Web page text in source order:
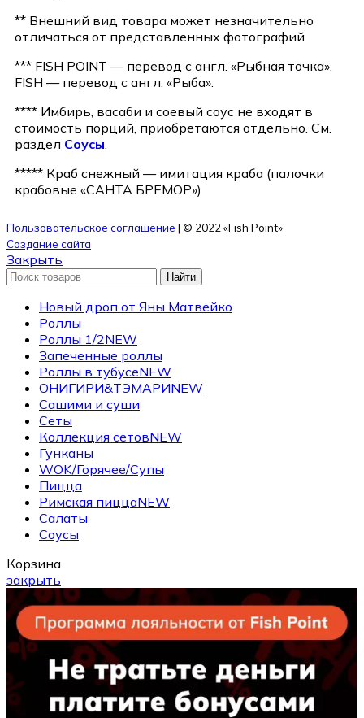
** Внешний вид товара может незначительно
отличаться от представленных фотографий
*** FISH POINT — перевод с англ. «Рыбная точка»,
FISH — перевод с англ. «Рыба».
**** Имбирь, васаби и соевый соус не входят в
стоимость порций, приобретаются отдельно. См.
раздел Соусы
***** Краб снежный — имитация краба (палочки
крабовые «САНТА БРЕМОР»)
Пользовательское соглашение | © 2022 «Fish Point»
Создание сайта
Закрыть
Найти
Новый дроп от Яны Матвейко
Роллы
Роллы 1/2NEW
Запеченные роллы
Роллы в тубусеNEW
ОНИГИРИ&ТЭМАРИNEW
Сашими и суши
Сеты
Коллекция сетовNEW
Гунканы
WOK/Горячее/Супы
Пицца
Римская пиццаNEW
Салаты
Соусы
Корзина
закрыть